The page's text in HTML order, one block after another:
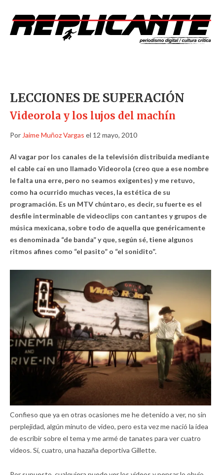
LECCIONES DE SUPERACIÓN
Videorola y los lujos del machín
Por Jaime Muñoz Vargas el 12 mayo, 2010
Al vagar por los canales de la televisión distribuida mediante
el cable caí en uno llamado Videorola (creo que a ese nombre
le falta una erre, pero no seamos exigentes) y me retuvo,
como ha ocurrido muchas veces, la estética de su
programación. Es un MTV chúntaro, es decir, su fuerte es el
desfile interminable de videoclips con cantantes y grupos de
música mexicana, sobre todo de aquella que genéricamente
es denominada “de banda” y que, según sé, tiene algunos
ritmos afines como “el pasito” o “el sonidito”.
Confieso que ya en otras ocasiones me he detenido a ver, no sin
perplejidad, algún minuto de video, pero esta vez me nació la idea
de escribir sobre el tema y me armé de tanates para ver cuatro
videos. Sí, cuatro, una hazaña deportiva Gillette.